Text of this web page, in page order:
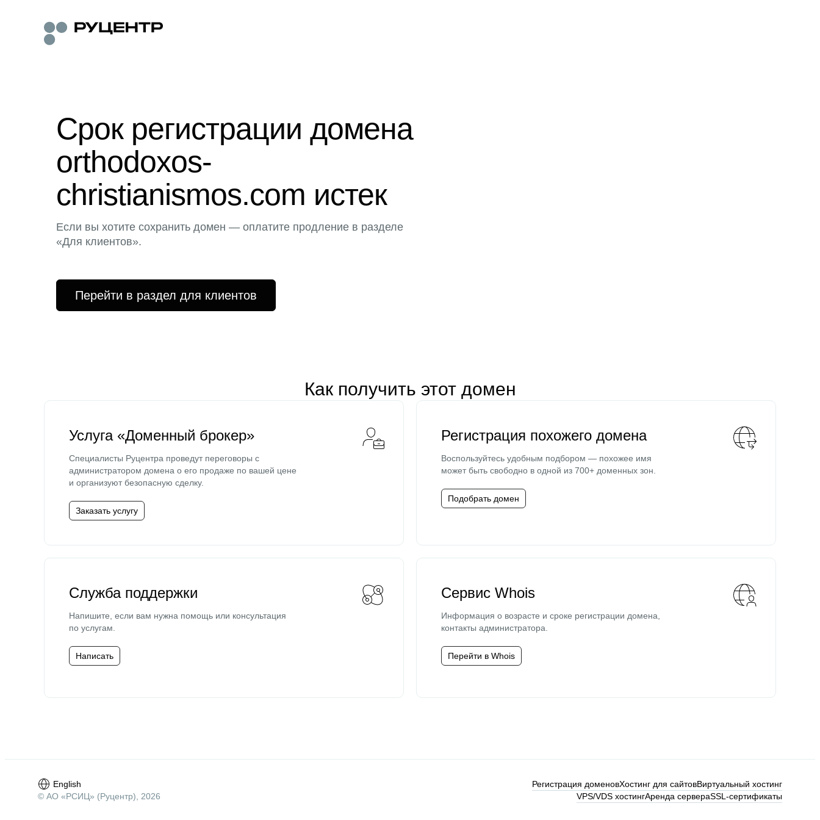
Срок регистрации домена
orthodoxos-
christianismos.com истек
Если вы хотите сохранить домен — оплатите продление в разделе
«Для клиентов».
Перейти в раздел для клиентов
Как получить этот домен
Услуга «Доменный брокер»
Специалисты Руцентра проведут переговоры с
администратором домена о его продаже по вашей цене
и организуют безопасную сделку.
Заказать услугу
Регистрация похожего домена
Воспользуйтесь удобным подбором — похожее имя
может быть свободно в одной из 700+ доменных зон.
Подобрать домен
Служба поддержки
Напишите, если вам нужна помощь или консультация
по услугам.
Написать
Сервис Whois
Информация о возрасте и сроке регистрации домена,
контакты администратора.
Перейти в Whois
English
© АО «РСИЦ» (Руцентр), 2026
Регистрация доменовХостинг для сайтовВиртуальный хостинг
VPS/VDS хостингАренда сервераSSL-сертификаты